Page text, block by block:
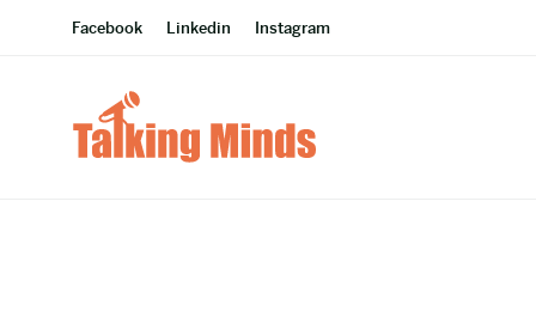
Facebook Linkedin Instagram